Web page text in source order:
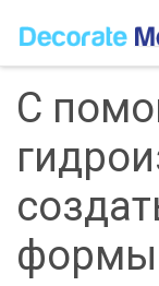
С
формы